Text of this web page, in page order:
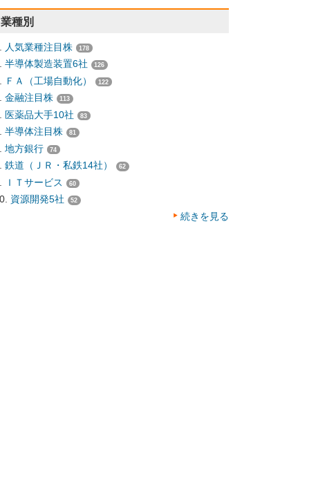
業種別
人気業種注目株 178
半導体製造装置6社 126
ＦＡ（工場自動化） 122
金融注目株 113
医薬品大手10社 83
半導体注目株 81
地方銀行 74
鉄道（ＪＲ・私鉄14社） 62
ＩＴサービス 60
資源開発5社 52
続きを見る